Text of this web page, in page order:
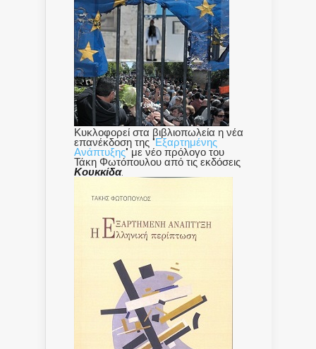
Κυκλοφορεί στα βιβλιοπωλεία η νέα
επανέκδοση της "Εξαρτημένης
Ανάπτυξης" με νέο πρόλογο του
Τάκη Φωτόπουλου από τις εκδόσεις
Κουκκίδα.